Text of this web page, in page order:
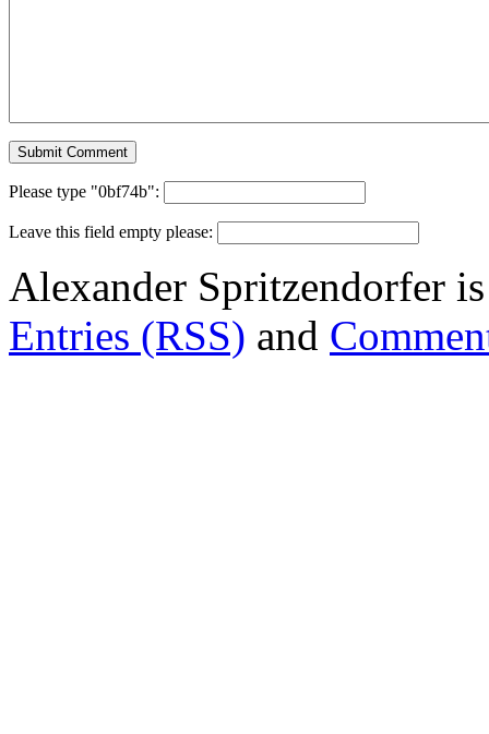
Please type "0bf74b":
Leave this field empty please:
Alexander Spritzendorfer
Entries (RSS) and